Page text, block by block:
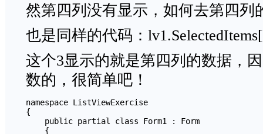
然第四列没有显示，如何去第四列
也是同样的代码：
这个3显示的就是第四列的数据，
数的，很简单吧！
namespace ListViewExercise
{
    public partial class Form1 : Form
    {